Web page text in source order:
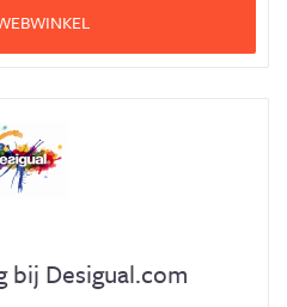
bij Desigual.com